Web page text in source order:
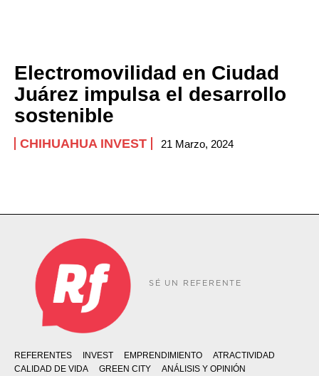
Electromovilidad en Ciudad
Juárez impulsa el desarrollo
sostenible
CHIHUAHUA INVEST 21 Marzo, 2024
SÉ UN REFERENTE
REFERENTES INVEST EMPRENDIMIENTO
ATRACTIVIDAD
CALIDAD DE VIDA
GREEN CITY
ANÁLISIS Y OPINIÓN